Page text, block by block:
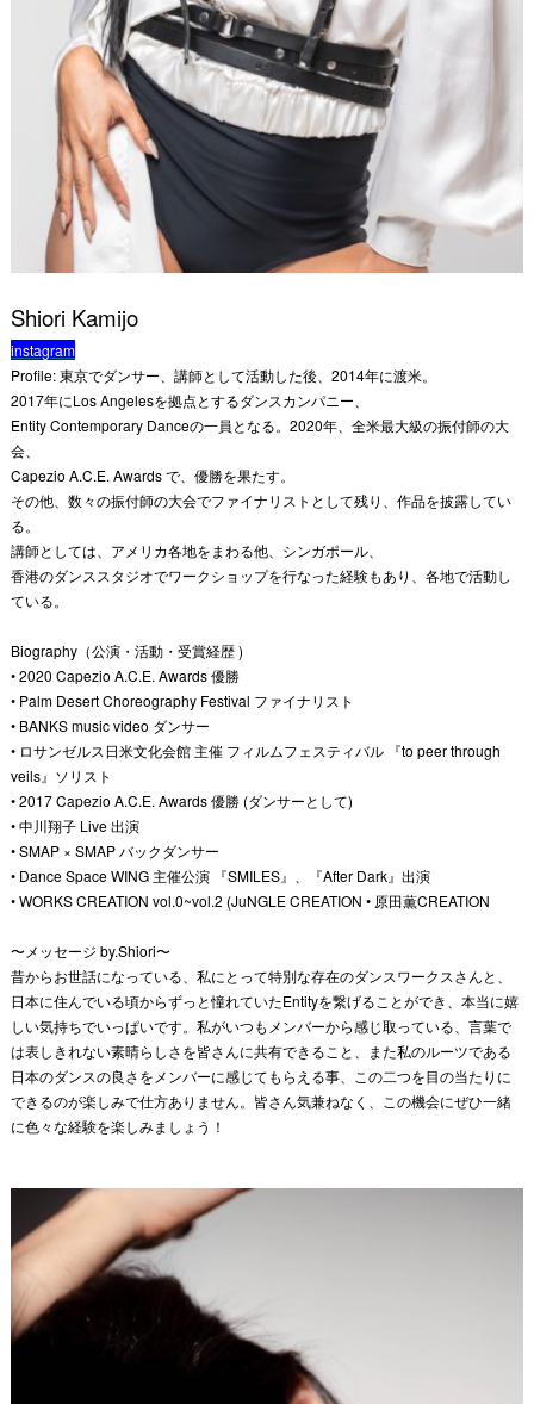
Shiori Kamijo
instagram
Profile: 東京でダンサー、講師として活動した後、2014年に渡米。
2017年にLos Angelesを拠点とするダンスカンパニー、
Entity Contemporary Danceの一員となる。2020年、全米最大級の振付師の大
会、
Capezio A.C.E. Awards で、優勝を果たす。
その他、数々の振付師の大会でファイナリストとして残り、作品を披露してい
る。
講師としては、アメリカ各地をまわる他、シンガポール、
香港のダンススタジオでワークショップを行なった経験もあり、各地で活動し
ている。
Biography（公演・活動・受賞経歴 )
• 2020 Capezio A.C.E. Awards 優勝
• Palm Desert Choreography Festival ファイナリスト
• BANKS music video ダンサー
• ロサンゼルス日米文化会館 主催 フィルムフェスティバル 『to peer through
veils』ソリスト
• 2017 Capezio A.C.E. Awards 優勝 (ダンサーとして)
• 中川翔子 Live 出演
• SMAP × SMAP バックダンサー
• Dance Space WING 主催公演 『SMILES』、『After Dark』出演
• WORKS CREATION vol.0~vol.2 (JuNGLE CREATION • 原田薫CREATION
〜メッセージ by.Shiori〜
昔からお世話になっている、私にとって特別な存在のダンスワークスさんと、
日本に住んでいる頃からずっと憧れていたEntityを繋げることができ、本当に嬉
しい気持ちでいっぱいです。私がいつもメンバーから感じ取っている、言葉で
は表しきれない素晴らしさを皆さんに共有できること、また私のルーツである
日本のダンスの良さをメンバーに感じてもらえる事、この二つを目の当たりに
できるのが楽しみで仕方ありません。皆さん気兼ねなく、この機会にぜひ一緒
に色々な経験を楽しみましょう！